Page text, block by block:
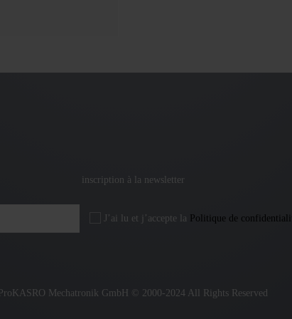
inscription à la newsletter
J’ai lu et j’accepte la Politique de
ProKASRO Mechatronik GmbH © 2000-2024 All Rights Reserved